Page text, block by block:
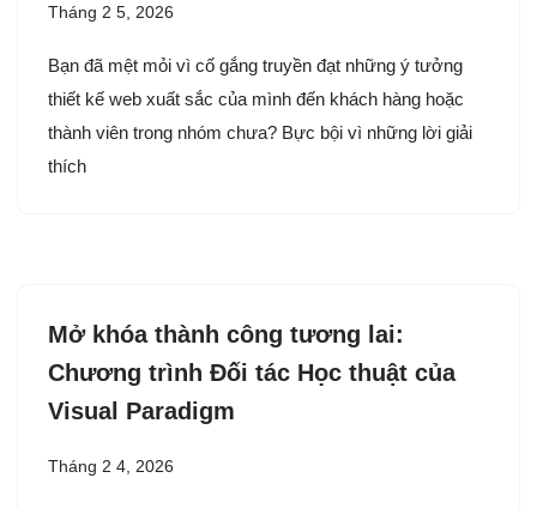
Tháng 2 5, 2026
Bạn đã mệt mỏi vì cố gắng truyền đạt những ý tưởng
thiết kế web xuất sắc của mình đến khách hàng hoặc
thành viên trong nhóm chưa? Bực bội vì những lời giải
thích
Mở khóa thành công tương lai:
Chương trình Đối tác Học thuật của
Visual Paradigm
Tháng 2 4, 2026